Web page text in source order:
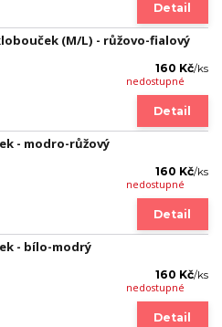
Detail
(M/L) - růžovo-fialový
160 Kč/ks
nedostupné
Detail
- modro-růžový
160 Kč/ks
nedostupné
Detail
- bílo-modrý
160 Kč/ks
nedostupné
Detail